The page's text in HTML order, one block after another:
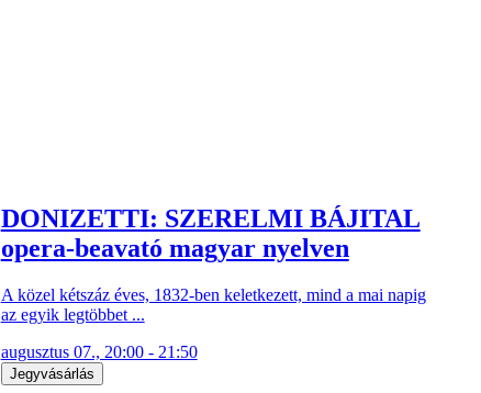
DONIZETTI: SZERELMI BÁJITAL
opera-beavató magyar nyelven
A közel kétszáz éves, 1832-ben keletkezett, mind a mai napig
az egyik legtöbbet ...
augusztus 07., 20:00 - 21:50
Jegyvásárlás